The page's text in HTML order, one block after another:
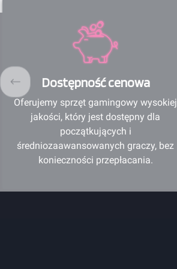
Dostępność cenowa
Oferujemy sprzęt gamingowy wysokiej
jakości, który jest dostępny dla
początkujących i
średniozaawansowanych graczy, bez
konieczności przepłacania.